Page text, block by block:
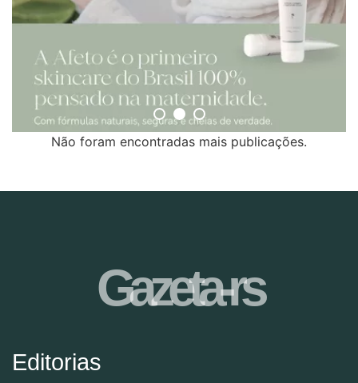
Não foram encontradas mais publicações.
Editorias
Gazeta-rs